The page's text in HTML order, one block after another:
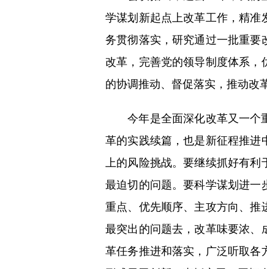
学谋划新起点上改革工作，精准
务贯彻落实，研究通过一批重要
改革，完善党的领导制度体系，
的协调推动、督促落实，推动改
今年是全面深化改革又一个重
革的实践续篇，也是新征程推进
上的风险挑战。要继续抓好有
最迫切的问题。要科学谋划进一
重点、优先顺序、主攻方向、推
最突出的问题去，改革味要浓、
革任务推进和落实，广泛听取各